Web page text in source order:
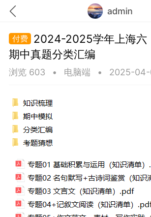
admin
赚金币和题库券
加入上海学习交流群，资料免费领
2024-2025学年上海六
期中真题分类汇编
浏览 603 • 电脑端 • 2025-04-